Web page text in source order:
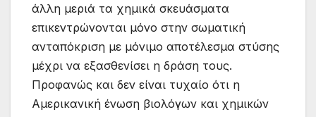
άλλη μεριά τα χημικά σκευάσματα
επικεντρώνονται μόνο στην σωματική
ανταπόκριση με μόνιμο αποτέλεσμα στύσης
μέχρι να εξασθενίσει η δράση τους.
Προφανώς και δεν είναι τυχαίο ότι η
Αμερικανική ένωση βιολόγων και χημικών